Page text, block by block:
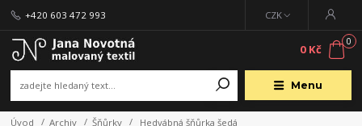
Menu
CZK
+420 603 472 993
0
0 Kč
Úvod Archiv Šňůrky Hedvábná šňůrka šedá